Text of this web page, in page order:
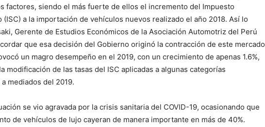
factores, siendo el más fuerte de ellos el incremento del Impuesto
(ISC) a la importación de vehículos nuevos realizado el año 2018. Así lo
Gerente de Estudios Económicos de la Asociación Automotriz del Perú
que esa decisión del Gobierno originó la contracción de este mercado
un magro desempeño en el 2019, con un crecimiento de apenas 1.6%,
modificación de las tasas del ISC aplicadas a algunas categorías
mediados del 2019.
se vio agravada por la crisis sanitaria del COVID-19, ocasionando que
de vehículos de lujo cayeran de manera importante en más de 40%.